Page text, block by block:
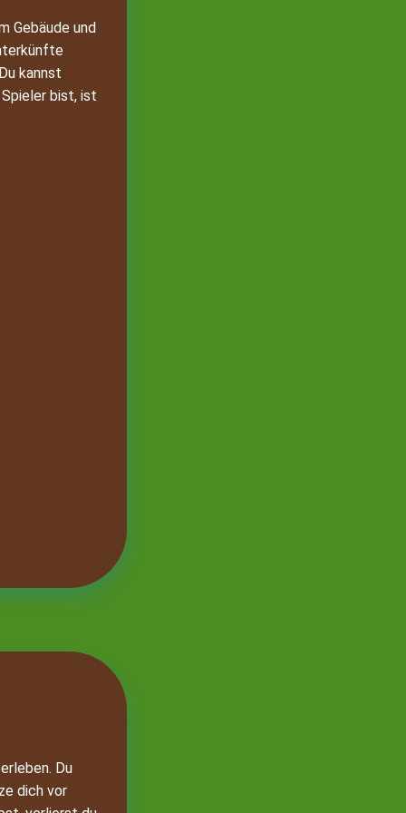
Gebäude und
kannst
bist, ist
Du
dich vor